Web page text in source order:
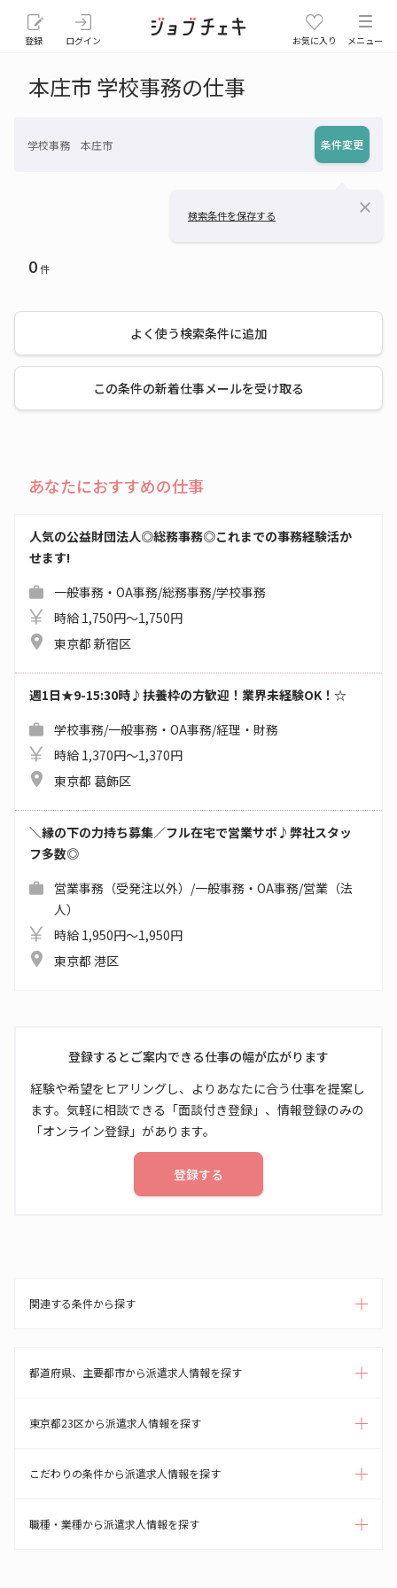
登録 ログイン お気に入り メニュー
本庄市 学校事務の仕事
学校事務 本庄市 条件変更
検索条件を保存する close
0件
よく使う検索条件に追加
この条件の新着仕事メールを受け取る
あなたにおすすめの仕事
人気の公益財団法人◎総務事務◎これまでの事務経験活か
せます!
一般事務・OA事務/総務事務/学校事務
時給 1,750円～1,750円
東京都 新宿区
週1日★9-15:30時♪扶養枠の方歓迎！業界未経験OK！☆
学校事務/一般事務・OA事務/経理・財務
時給 1,370円～1,370円
東京都 葛飾区
＼縁の下の力持ち募集／フル在宅で営業サポ♪弊社スタッ
フ多数◎
営業事務（受発注以外）/一般事務・OA事務/営業（法
人）
時給 1,950円～1,950円
東京都 港区
登録するとご案内できる仕事の幅が広がります
経験や希望をヒアリングし、よりあなたに合う仕事を提案し
ます。気軽に相談できる「面談付き登録」、情報登録のみの
「オンライン登録」があります。
登録する
関連する条件から探す
都道府県、主要都市から派遣求人情報を探す
東京都23区から派遣求人情報を探す
こだわりの条件から派遣求人情報を探す
職種・業種から派遣求人情報を探す